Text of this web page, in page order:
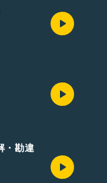
・勘違